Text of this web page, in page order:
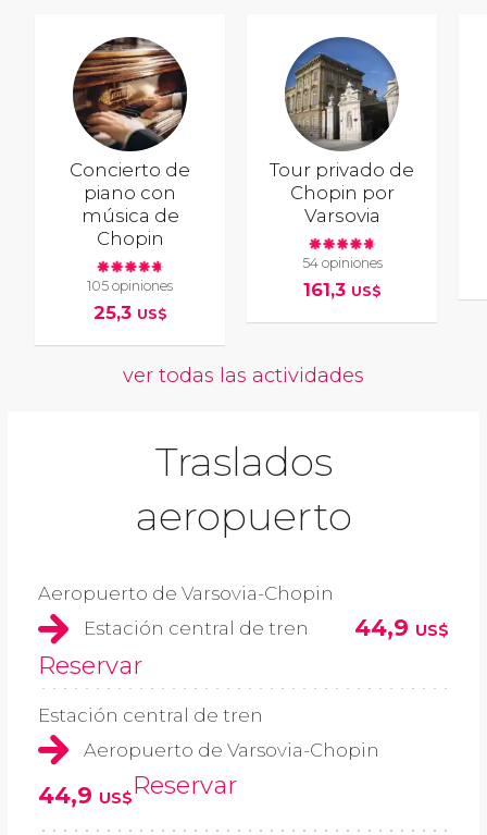
Concierto de
piano con
música de
Chopin
105 opiniones
25,3 US$
Tour privado de
Chopin por
Varsovia
54 opiniones
161,3 US$
ver todas las actividades
Traslados
aeropuerto
Aeropuerto de Varsovia-Chopin
Estación central de tren
44,9 US$
Reservar
Estación central de tren
Aeropuerto de Varsovia-Chopin
44,9 US$Reservar